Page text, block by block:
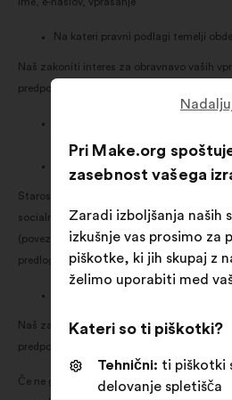
Na kateri pravni podlagi temelji
Naš zakoniti interes za obravnavo vaših
predpogodbeni ukrepi, če pozneje sklenemo
znanstvene raziskave, analizo in
Starostna skupina in spol udeležencev,
socialno-poklicni in socialnodemografski
(povezani s predmetom posvetovanja), ID
predlogi predloženi posvetovanju.
Naš zakoniti interes za obravnavo vaših
predpogodbeni ukrepi, če pozneje sklenemo
Če ne gre za neobvezne kategorije osebnih
Pri Make.org
zasebnost vašega
Zaradi izboljšanja naših
izkušnje vas prosimo za
piškotke, ki jih skupaj z
želimo uporabiti med
Kateri so ti piškotki?
Tehnični: ti piškotki
delovanje spletišča